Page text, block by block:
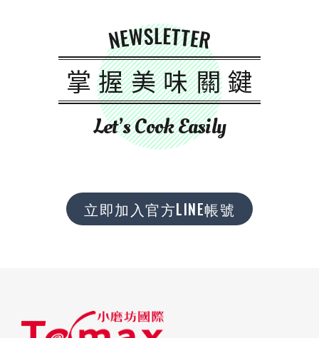
NEWSLETTER
掌握美味關鍵
Let’s Cook Easily
立即加入官方LINE帳號